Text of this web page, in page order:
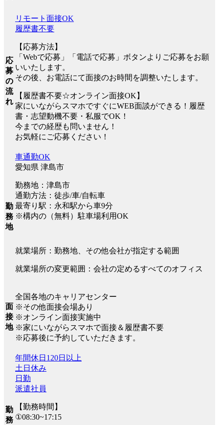
応
募
の
流
れ
リモート面接OK
履歴書不要
【応募方法】
「Webで応募」「電話で応募」ボタンよりご応募をお願
いいたします。
その後、お電話にて面接のお時間を調整いたします。
【履歴書不要☆オンライン面接OK】
家にいながらスマホですぐにWEB面談ができる！履歴
書・志望動機不要・私服でOK！
今までの経歴も問いません！
お気軽にご応募ください！
勤
務
地
車通勤OK
愛知県 津島市
勤務地：津島市
通勤方法：徒歩/車/自転車
最寄り駅：永和駅から車9分
※構内の（無料）駐車場利用OK
就業場所：勤務地、その他会社が指定する範囲
就業場所の変更範囲：会社の定めるすべてのオフィス
面
接
地
全国各地のキャリアセンター
※その他面接会場あり
※オンライン面接実施中
※家にいながらスマホで面接＆履歴書不要
※応募後に予約していただきます。
勤
務
年間休日120日以上
土日休み
日勤
派遣社員
【勤務時間】
①08:30~17:15